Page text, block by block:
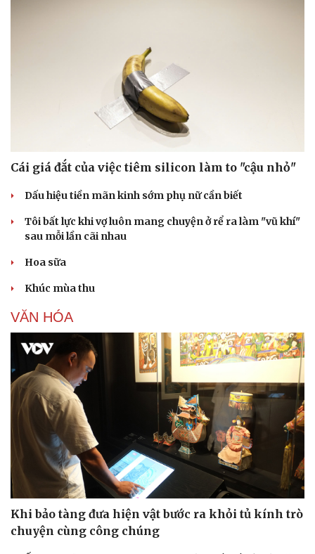
Thể thao
Bóng đá
Lịch thi đấu bóng đá
eSports
Ô tô - Xe máy
Ô tô
Cái giá đắt của việc tiêm silicon làm to "cậu nhỏ"
Dấu hiệu tiền mãn kinh sớm phụ nữ cần biết
Tôi bất lực khi vợ luôn mang chuyện ở rể ra làm "vũ khí"
sau mỗi lần cãi nhau
Hoa sữa
Khúc mùa thu
VĂN HÓA
Khi bảo tàng đưa hiện vật bước ra khỏi tủ kính trò
chuyện cùng công chúng